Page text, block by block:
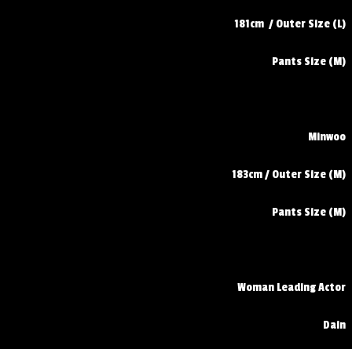
181cm / Outer Size (L)
Pants Size (M)
Minwoo
183cm / Outer Size (M)
Pants Size (M)
Woman Leading Actor
Dain